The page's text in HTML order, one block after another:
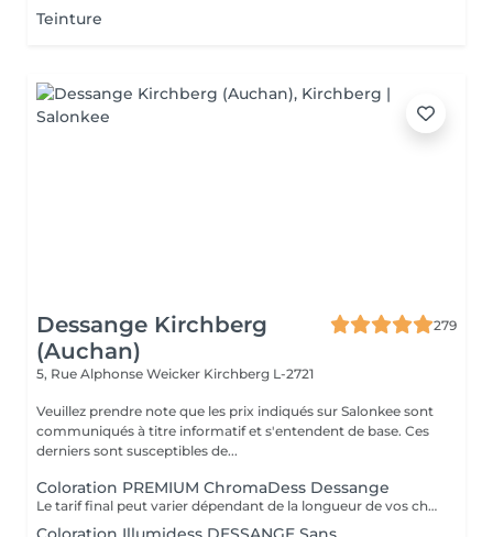
Teinture
Dessange Kirchberg
(Auchan)
279
5, Rue Alphonse Weicker Kirchberg L-2721
Veuillez prendre note que les prix indiqués sur Salonkee sont
communiqués à titre informatif et s'entendent de base. Ces
derniers sont susceptibles de...
Coloration PREMIUM ChromaDess Dessange
Le tarif final peut varier dépendant de la longueur de vos cheveux ainsi que des soins et produits utilisés.